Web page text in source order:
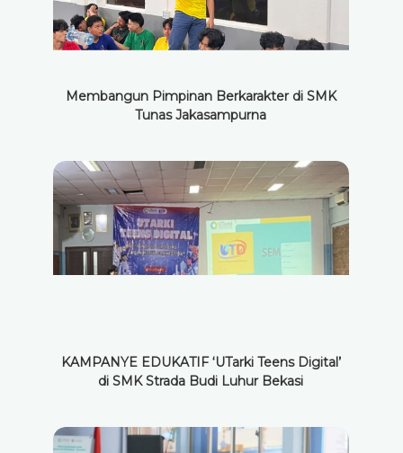
Membangun Pimpinan Berkarakter di SMK
Tunas Jakasampurna
KAMPANYE EDUKATIF ‘UTarki Teens Digital’
di SMK Strada Budi Luhur Bekasi